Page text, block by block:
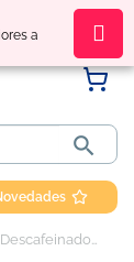
a

Meritene Batidos Café Descafeinado, 15 Sobres.